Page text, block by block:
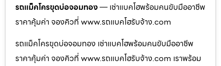
รถแม็คโครขุดบ่อจอมทอง— เช่าแบคโฮพร้อมคนขับมืออาชีพ
ราคาคุ้มค่า จองคิวที่ www.รถแบคโฮรับจ้าง.com
รถแม็คโครขุดบ่อจอมทอง เช่าแบคโฮพร้อมคนขับมืออาชีพ
ราคาคุ้มค่า จองคิวที่ www.รถแบคโฮรับจ้าง.com เราพร้อม